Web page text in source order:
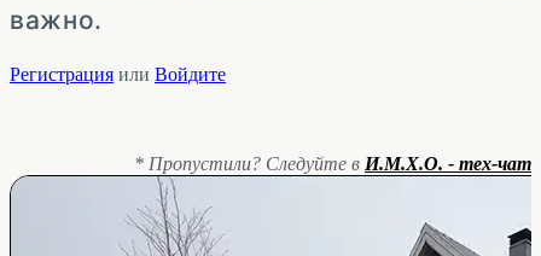
важно.
Регистрация или Войдите
* Пропустили? Следуйте в И.М.Х.О. - тех-чат